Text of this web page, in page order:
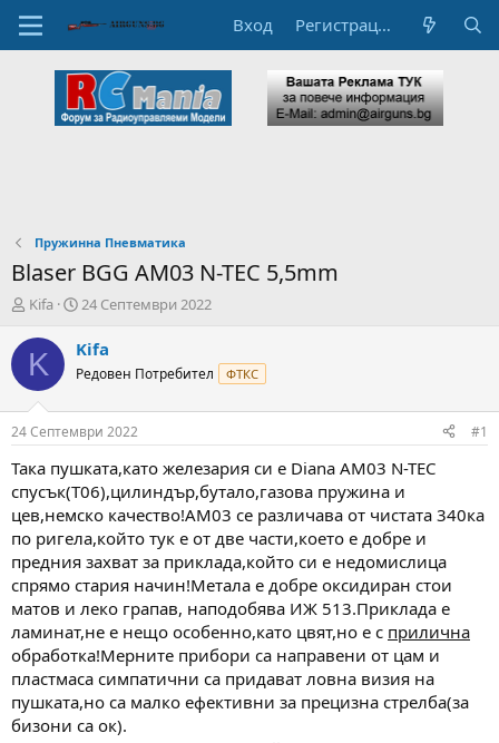
Вход Регистрация
Пружинна Пневматика
Blaser BGG AM03 N-TEC 5,5mm
А
т
о
н
а
т
е
а
т
а
Kifa
Н
ч
л
Д
а
т
а
24 Септември 2022
K Kifa
Редовен Потребител ФТКС
24 Септември 2022 #1
Така пушката,като железария си е Diana AM03 N-TEC
спусък(Т06),цилиндър,бутало,газова пружина и
цев,немско качество!АМ03 се различава от чистата 340ка
по ригела,който тук е от две части,което е добре и
предния захват за приклада,който си е недомислица
спрямо стария начин!Метала е добре оксидиран стои
матов и леко грапав, наподобява ИЖ 513.Приклада е
ламинат,не е нещо особенно,като цвят,но е с прилична
обработка!Мерните прибори са направени от цам и
пластмаса симпатични са придават ловна визия на
пушката,но са малко ефективни за прецизна стрелба(за
бизони са ок).